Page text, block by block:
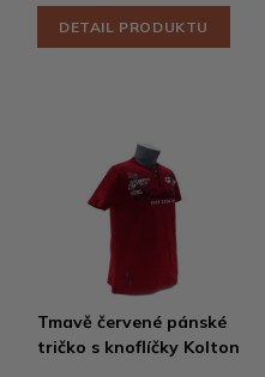
DETAIL PRODUKTU
Tmavě červené pánské
tričko s knoflíčky Kolton